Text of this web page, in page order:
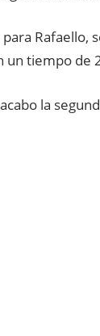
Rafaello,
un tiempo de
la